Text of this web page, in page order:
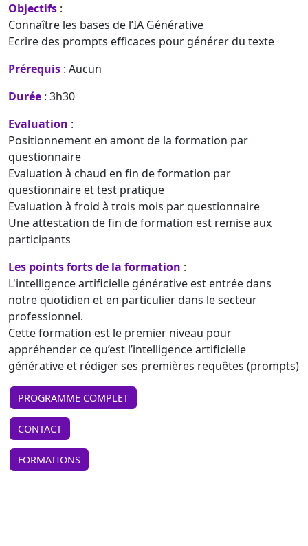
Objectifs :
Connaître les bases de l’IA Générative
Ecrire des prompts efficaces pour générer du texte
Prérequis : Aucun
Durée : 3h30
Evaluation :
Positionnement en amont de la formation par
questionnaire
Evaluation à chaud en fin de formation par
questionnaire et test pratique
Evaluation à froid à trois mois par questionnaire
Une attestation de fin de formation est remise aux
participants
Les points forts de la formation :
L'intelligence artificielle générative est entrée dans
notre quotidien et en particulier dans le secteur
professionnel.
Cette formation est le premier niveau pour
appréhender ce qu’est l’intelligence artificielle
générative et rédiger ses premières requêtes (prompts)
PROGRAMME COMPLET
CONTACT
FORMATIONS